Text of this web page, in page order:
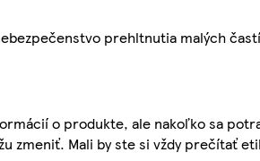
prehltnutia malých
o produkte, ale nakoľko sa
zmeniť. Mali by ste si vždy prečítať